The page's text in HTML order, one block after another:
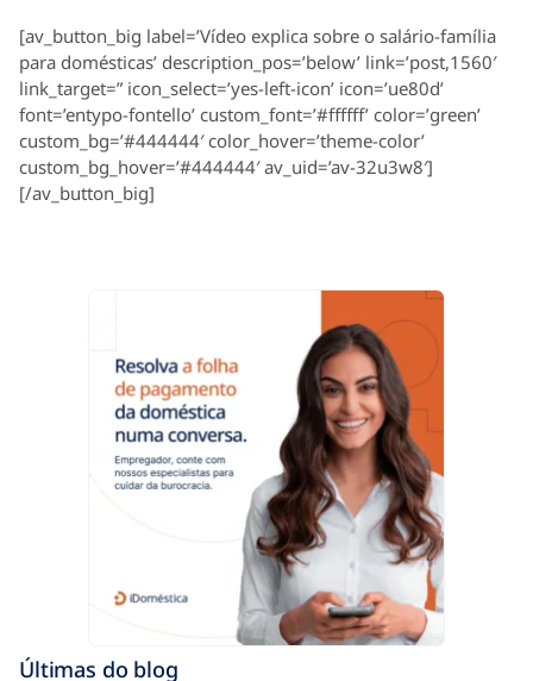
[av_button_big label=’Vídeo explica sobre o salário-família
para domésticas’ description_pos=’below’ link=’post,1560′
link_target=” icon_select=’yes-left-icon’ icon=’ue80d’
font=’entypo-fontello’ custom_font=’#ffffff’ color=’green’
custom_bg=’#444444′ color_hover=’theme-color’
custom_bg_hover=’#444444′ av_uid=’av-32u3w8′]
[/av_button_big]
Últimas do blog